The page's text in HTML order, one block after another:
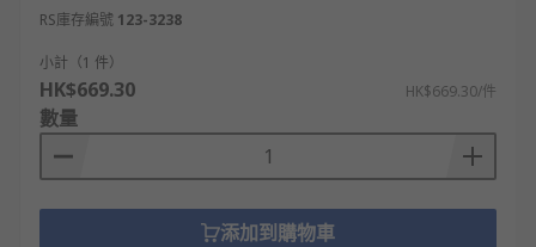
RS庫存編號 123-3238
小計（1 件）
HK$669.30 HK$669.30/件
數量
添加到購物車